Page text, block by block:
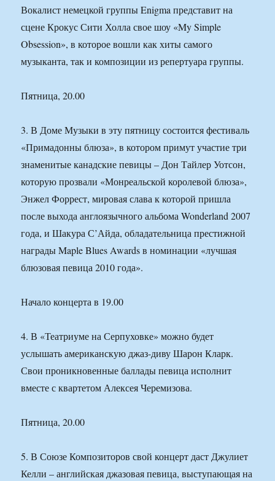
Вокалист немецкой группы Enigma представит на
сцене Крокус Сити Холла свое шоу «My Simple
Obsession», в которое вошли как хиты самого
музыканта, так и композиции из репертуара группы.
Пятница, 20.00
3. В Доме Музыки в эту пятницу состоится фестиваль
«Примадонны блюза», в котором примут участие три
знаменитые канадские певицы – Дон Тайлер Уотсон,
которую прозвали «Монреальской королевой блюза»,
Энжел Форрест, мировая слава к которой пришла
после выхода англоязычного альбома Wonderland 2007
года, и Шакура С’Айда, обладательница престижной
награды Maple Blues Awards в номинации «лучшая
блюзовая певица 2010 года».
Начало концерта в 19.00
4. В «Театриуме на Серпуховке» можно будет
услышать американскую джаз-диву Шарон Кларк.
Свои проникновенные баллады певица исполнит
вместе с квартетом Алексея Черемизова.
Пятница, 20.00
5. В Союзе Композиторов свой концерт даст Джулиет
Келли – английская джазовая певица, выступающая на